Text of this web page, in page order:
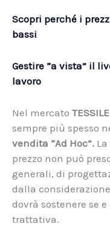
Scopri perché i
bassi
Gestire “a vista” il
lavoro
Nel mercato TESSILE
sempre più spesso
vendita “Ad Hoc”.
prezzo non può
generali, di
dalla
dovrà sostenere se
trattativa.